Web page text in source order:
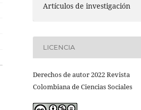
Artículos de investigación
LICENCIA
Derechos de autor 2022 Revista
Colombiana de Ciencias Sociales